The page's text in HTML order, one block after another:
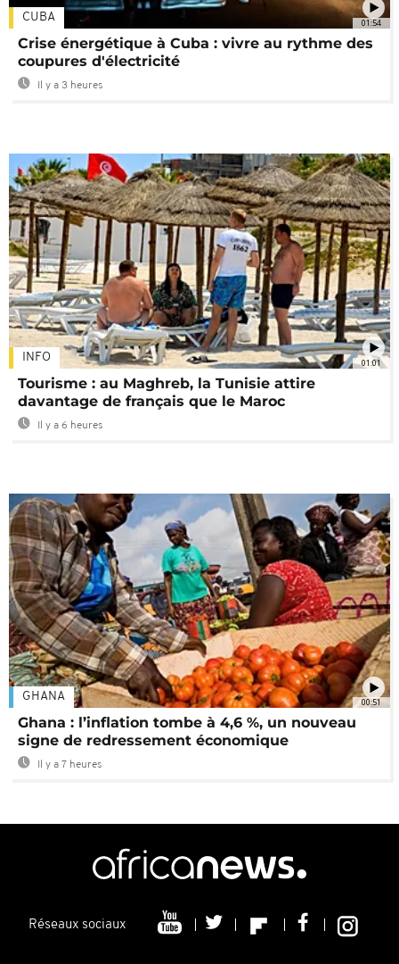
01:54
CUBA
Crise énergétique à Cuba : vivre au rythme des
coupures d'électricité
Il y a 3 heures
01:01
INFO
Tourisme : au Maghreb, la Tunisie attire
davantage de français que le Maroc
Il y a 6 heures
00:51
GHANA
Ghana : l’inflation tombe à 4,6 %, un nouveau
signe de redressement économique
Il y a 7 heures
Réseaux sociaux